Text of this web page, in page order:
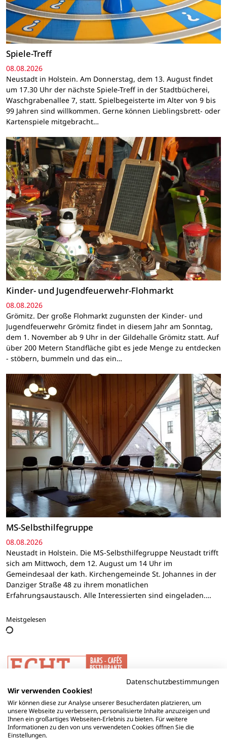
Spiele-Treff
08.08.2026
Neustadt in Holstein. Am Donnerstag, dem 13. August findet
um 17.30 Uhr der nächste Spiele-Treff in der Stadtbücherei,
Waschgrabenallee 7, statt. Spielbegeisterte im Alter von 9 bis
99 Jahren sind willkommen. Gerne können Lieblingsbrett- oder
Kartenspiele mitgebracht…
Kinder- und Jugendfeuerwehr-Flohmarkt
08.08.2026
Grömitz. Der große Flohmarkt zugunsten der Kinder- und
Jugendfeuerwehr Grömitz findet in diesem Jahr am Sonntag,
dem 1. November ab 9 Uhr in der Gildehalle Grömitz statt. Auf
über 200 Metern Standfläche gibt es jede Menge zu entdecken
- stöbern, bummeln und das ein…
MS-Selbsthilfegruppe
08.08.2026
Neustadt in Holstein. Die MS-Selbsthilfegruppe Neustadt trifft
sich am Mittwoch, dem 12. August um 14 Uhr im
Gemeindesaal der kath. Kirchengemeinde St. Johannes in der
Danziger Straße 48 zu ihrem monatlichen
Erfahrungsaustausch. Alle Interessierten sind eingeladen.…
Meistgelesen
Datenschutzbestimmungen
Wir verwenden Cookies!
Wir können diese zur Analyse unserer Besucherdaten platzieren, um
unsere Webseite zu verbessern, personalisierte Inhalte anzuzeigen und
Ihnen ein großartiges Webseiten-Erlebnis zu bieten. Für weitere
Informationen zu den von uns verwendeten Cookies öffnen Sie die
Einstellungen.